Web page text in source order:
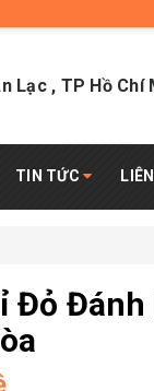
Lạc , TP Hồ Chí
TIN TỨC
Đỏ Đánh